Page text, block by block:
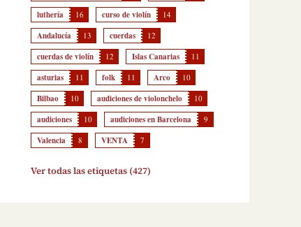
luthería 16 curso de violín 14
Andalucía 13 cuerdas 12
cuerdas de violín 12 Islas Canarias 11
asturias 11 folk 11 Arco 10
Bilbao 10 audiciones de violonchelo 10
audiciones 10 audiciones en Barcelona 9
Valencia 8 VENTA 7
Ver todas las etiquetas (427)